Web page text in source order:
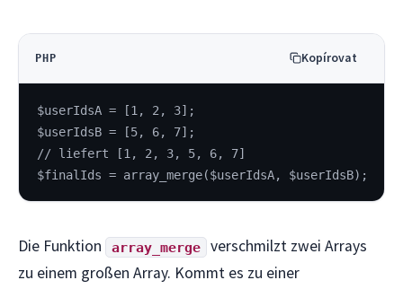
PHP Kopírovat
$userIdsA = [1, 2, 3];
$userIdsB = [5, 6, 7];
// liefert [1, 2, 3, 5, 6, 7]
$finalIds = array_merge($userIdsA, $userIdsB);
Die Funktion array_merge
verschmilzt zwei Arrays
zu einem großen Array. Kommt es zu einer